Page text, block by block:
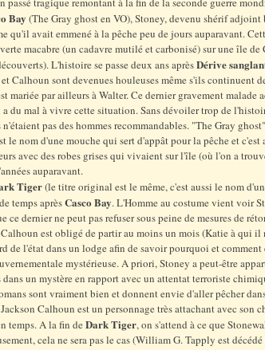
Bay (The Gray ghost en VO), Stoney, devenu shérif
qu'il avait emmené à la pêche peu de jours auparavant.
macabre (un cadavre mutilé et carbonisé) sur une île de
L'histoire se passe deux ans aprèsDérive
Calhoun sont devenues houleuses même s'ils continuent
mariée par ailleurs à Walter. Ce dernier gravement malade
du mal à vivre cette situation. Sans dévoiler trop de
n'étaient pas des hommes recommandables. "The Gray
le nom d'une mouche qui sert d'appât pour la pêche et c'est
avec des robes grises qui vivaient sur l'île (où l'on a
auparavant.
Tiger(le titre original est le même, c'est aussi le nom
temps aprèsCasco Bay. L'Homme au costume vient voir
ce dernier ne peut pas refuser sous peine de mesures de
est obligé de partir au moins un mois (Katie à qui il
de l'état dans un lodge afin de savoir pourquoi et comment
mystérieuse. A priori, Stoney a peut-être
un mystère en rapport avec un attentat terroriste
sont vraiment bien et donnent envie d'aller pêcher
Calhoun est un personnage très attachant avec son
temps. A la fin de Dark Tiger, on s'attend à ce que
cela ne sera pas le cas (William G. Tapply est